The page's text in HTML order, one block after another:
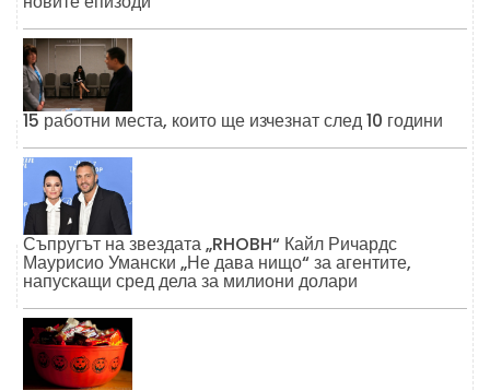
15 работни места, които ще изчезнат след 10 години
Съпругът на звездата „RHOBH“ Кайл Ричардс
Маурисио Умански „Не дава нищо“ за агентите,
напускащи сред дела за милиони долари